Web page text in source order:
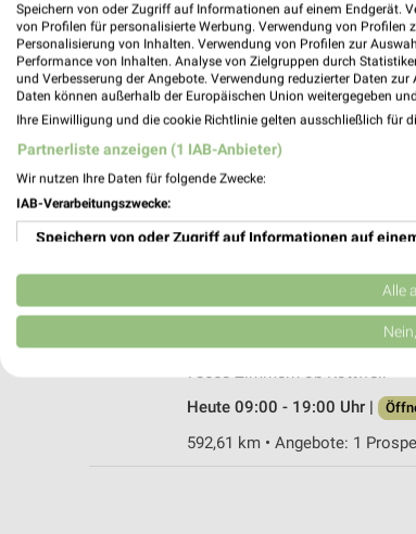
Fressnapf Haslach
77716 Haslach
Heute 09:00 - 20:00 Uhr |
Fressnapf Zimmern ob Rottweil
Flözlinger Straße 49
78658 Zimmern ob Rottweil
Heute 09:00 - 19:00 Uhr |
592,61 km • Angebote: 1
Speichern von oder Zugriff auf Informationen auf einem Endgerät.
von Profilen für personalisierte Werbung. Verwendung von
Personalisierung von Inhalten. Verwendung von Profilen zur
Performance von Inhalten. Analyse von Zielgruppen durch
und Verbesserung der Angebote. Verwendung reduzierter Daten
Daten können außerhalb der Europäischen Union weitergegeben
Ihre Einwilligung und die cookie Richtlinie gelten ausschließlich für
Partnerliste anzeigen (1 IAB-Anbieter)
Wir nutzen Ihre Daten für folgende Zwecke:
IAB-Verarbeitungszwecke:
Speichern von oder Zugriff auf Informationen auf
Verwendung reduzierter Daten zur Auswahl von
Erstellung von Profilen für personalisierte Werbung
Erstellung von Profilen zur Personalisierung von
Alle